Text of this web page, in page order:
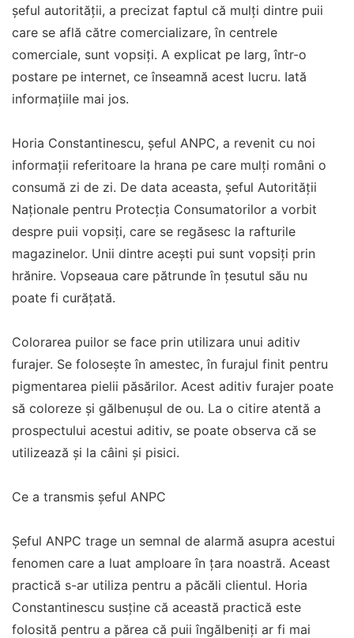
șeful autorității, a precizat faptul că mulți dintre puii
care se află către comercializare, în centrele
comerciale, sunt vopsiți. A explicat pe larg, într-o
postare pe internet, ce înseamnă acest lucru. Iată
informațiile mai jos.
Horia Constantinescu, șeful ANPC, a revenit cu noi
informații referitoare la hrana pe care mulți români o
consumă zi de zi. De data aceasta, șeful Autorității
Naționale pentru Protecția Consumatorilor a vorbit
despre puii vopsiți, care se regăsesc la rafturile
magazinelor. Unii dintre acești pui sunt vopsiți prin
hrănire. Vopseaua care pătrunde în țesutul său nu
poate fi curățată.
Colorarea puilor se face prin utilizara unui aditiv
furajer. Se folosește în amestec, în furajul finit pentru
pigmentarea pielii păsărilor. Acest aditiv furajer poate
să coloreze și gălbenușul de ou. La o citire atentă a
prospectului acestui aditiv, se poate observa că se
utilizează și la câini și pisici.
Ce a transmis șeful ANPC
Șeful ANPC trage un semnal de alarmă asupra acestui
fenomen care a luat amploare în țara noastră. Aceast
practică s-ar utiliza pentru a păcăli clientul. Horia
Constantinescu susține că această practică este
folosită pentru a părea că puii îngălbeniți ar fi mai